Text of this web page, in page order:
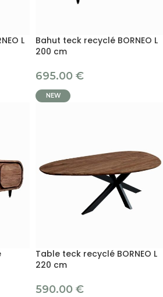
L
Bahut teck recyclé BORNEO L
200 cm
695.00 €
NEW
Table teck recyclé BORNEO L
220 cm
590.00 €